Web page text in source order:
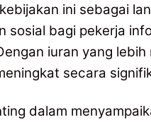
ini sebagai
sosial bagi pekerja
iuran yang
secara
dalam